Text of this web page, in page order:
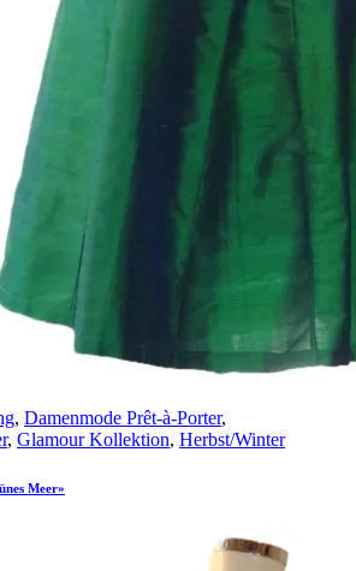
, Damenmode Prêt-à-Porter,
, Glamour Kollektion, Herbst/Winter
Meer»